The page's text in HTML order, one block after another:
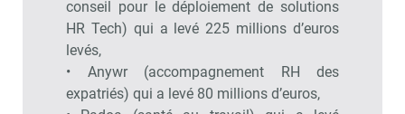
conseil pour le déploiement de solutions
HR Tech) qui a levé 225 millions d’euros
levés,
• Anywr (accompagnement RH des
expatriés) qui a levé 80 millions d’euros,